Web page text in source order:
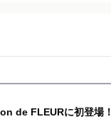
de FLEURに初登場！